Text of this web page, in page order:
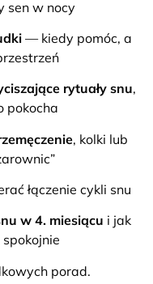
sen w nocy
— kiedy pomóc, a
rytuały snu,
pokocha
, kolki lub
łączenie cykli snu
w 4. miesiącu i jak
porad.